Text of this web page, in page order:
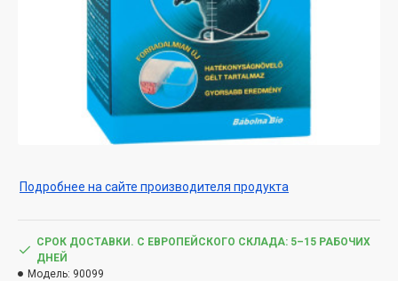
Подробнее на сайте производителя продукта
СРОК ДОСТАВКИ. С ЕВРОПЕЙСКОГО СКЛАДА: 5–15 РАБОЧИХ
ДНЕЙ
Модель: 90099